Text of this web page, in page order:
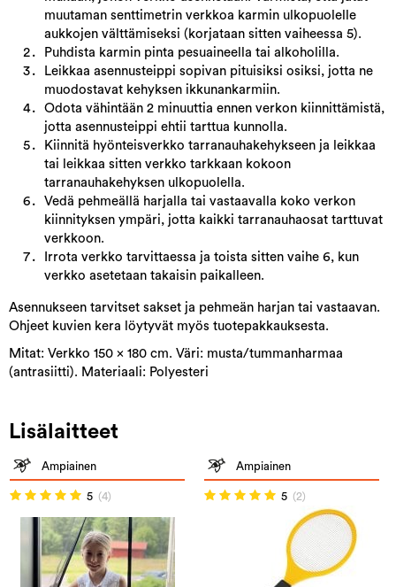
muutaman senttimetrin verkkoa karmin ulkopuolelle
aukkojen välttämiseksi (korjataan sitten vaiheessa 5).
Puhdista karmin pinta pesuaineella tai alkoholilla.
Leikkaa asennusteippi sopivan pituisiksi osiksi, jotta ne
muodostavat kehyksen ikkunankarmiin.
Odota vähintään 2 minuuttia ennen verkon kiinnittämistä,
jotta asennusteippi ehtii tarttua kunnolla.
Kiinnitä hyönteisverkko tarranauhakehykseen ja leikkaa
tai leikkaa sitten verkko tarkkaan kokoon
tarranauhakehyksen ulkopuolella.
Vedä pehmeällä harjalla tai vastaavalla koko verkon
kiinnityksen ympäri, jotta kaikki tarranauhaosat tarttuvat
verkkoon.
Irrota verkko tarvittaessa ja toista sitten vaihe 6, kun
verkko asetetaan takaisin paikalleen.
Asennukseen tarvitset sakset ja pehmeän harjan tai vastaavan.
Ohjeet kuvien kera löytyvät myös tuotepakkauksesta.
Mitat: Verkko 150 x 180 cm. Väri: musta/tummanharmaa
(antrasiitti). Materiaali: Polyesteri
Lisälaitteet
Ampiainen
5 (4)
Ampiainen
5 (2)